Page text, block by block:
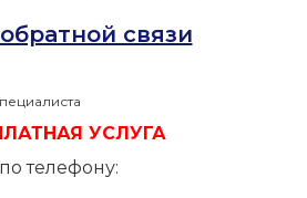
связи
УСЛУГА
по телефону: